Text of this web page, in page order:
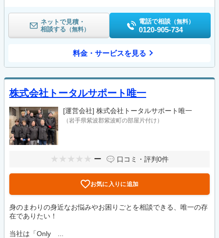
ネットで見積・
相談する （無料）
電話で相談 （無料）
0120-905-734
料金・サービスを見る
株式会社トータルサポート唯一
[運営会社] 株式会社トータルサポート唯一
（岩手県紫波郡紫波町の部屋片付け）
ー 口コミ・評判0件
お気に入りに追加
身のまわりの身近なお悩みやお困りごとを相談できる、唯一の存
在でありたい！
当社は「Only ...